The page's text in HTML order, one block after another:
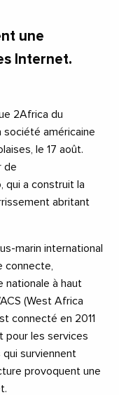
une
Internet.
2Africa du
société américaine
le 17 août.
de
qui a construit la
abritant
marin international
connecte,
nationale à haut
(West Africa
connecté en 2011
pour les services
surviennent
provoquent une